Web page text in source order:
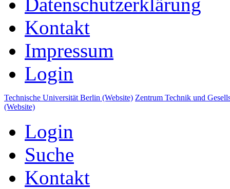
Kontakt
Impressum
Login
Technische Universität Berlin (Website) Zentrum Technik und
(Website)
Login
Suche
Kontakt